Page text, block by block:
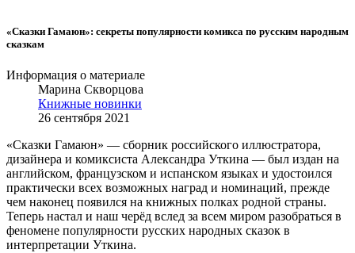
«Сказки Гамаюн»: секреты популярности комикса по русским народным
сказкам
Информация о материале
Марина Скворцова
Книжные новинки
26 сентября 2021
«Сказки Гамаюн» — сборник российского иллюстратора,
дизайнера и комиксиста Александра Уткина — был издан на
английском, французском и испанском языках и удостоился
практически всех возможных наград и номинаций, прежде
чем наконец появился на книжных полках родной страны.
Теперь настал и наш черёд вслед за всем миром разобраться в
феномене популярности русских народных сказок в
интерпретации Уткина.